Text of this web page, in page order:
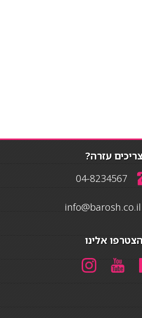
עזרה?
04-8234567
info@barosh.co.il
אלינו